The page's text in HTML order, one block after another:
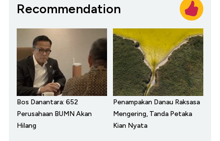
Recommendation
Bos Danantara: 652
Perusahaan BUMN Akan
Hilang
Penampakan Danau Raksasa
Mengering, Tanda Petaka
Kian Nyata